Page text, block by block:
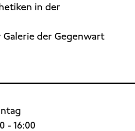
in der
Galerie der Gegenwart
- 16:00